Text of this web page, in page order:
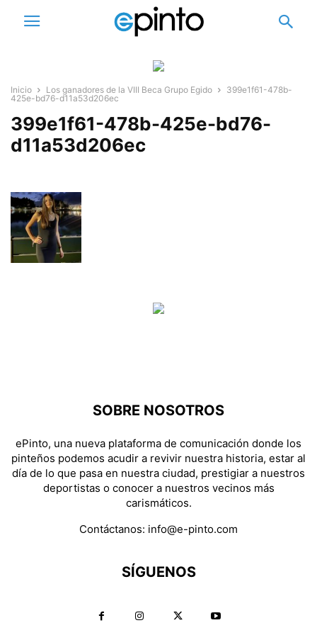
Inicio Los ganadores de la VIII Beca Grupo Egido
399e1f61-478b-
425e-bd76-d11a53d206ec
399e1f61-478b-425e-bd76-
d11a53d206ec
SOBRE NOSOTROS
ePinto, una nueva plataforma de comunicación donde los
pinteños podemos acudir a revivir nuestra historia, estar al
día de lo que pasa en nuestra ciudad, prestigiar a nuestros
deportistas o conocer a nuestros vecinos más
carismáticos.
Contáctanos: info@e-pinto.com
SÍGUENOS